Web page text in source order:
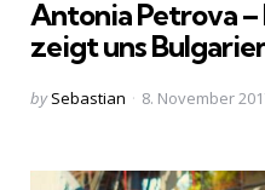
Antonia Petrova –
zeigt uns
Posted
by Sebastian 8. November